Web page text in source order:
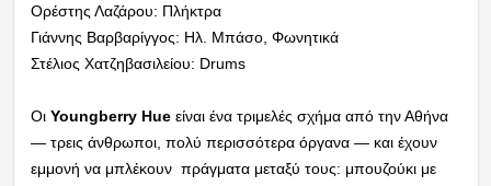
Ορέστης Λαζάρου: Πλήκτρα
Γιάννης Βαρβαρίγγος: Ηλ. Μπάσο, Φωνητικά
Στέλιος Χατζηβασιλείου: Drums
ΟιYoungberry Hueείναι ένα τριμελές σχήμα από την Αθήνα
— τρεις άνθρωποι, πολύ περισσότερα όργανα — και έχουν
εμμονή να μπλέκουν πράγματα μεταξύ τους: μπουζούκι με